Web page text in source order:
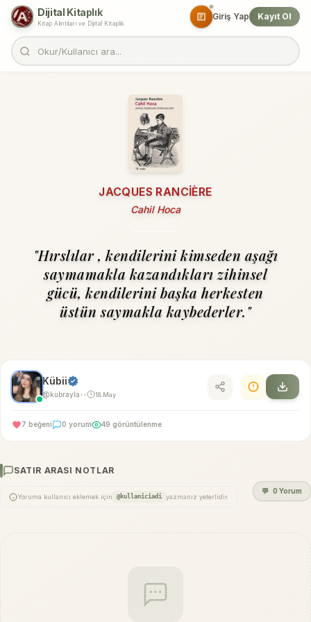
Dijital Kitaplık
Kitap Alıntıları ve Dijital Kitaplık
Giriş Yap Kayıt Ol
JACQUES RANCIÈRE
Cahil Hoca
"Hırslılar , kendilerini kimseden aşağı
saymamakla kazandıkları zihinsel
gücü, kendilerini başka herkesten
üstün saymakla kaybederler."
Kübii
@kubrayla • • 18 May
7 beğeni 0 yorum 49 görüntülenme
SATIR ARASI NOTLAR
Yoruma kullanıcı eklemek için @kullaniciadi yazmanız yeterlidir.
💬 0 Yorum